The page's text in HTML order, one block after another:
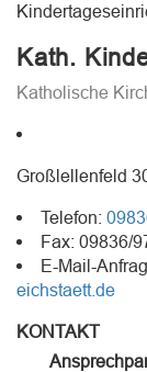
Kath.
Katholische
Großlellenfeld
Telefon:
Fax: 09836/
E-Mail-
eichstaett.de
KONTAKT